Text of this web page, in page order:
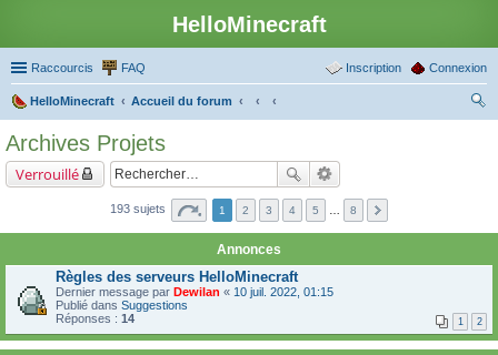
HelloMinecraft
Raccourcis FAQ Connexion
Inscription
HelloMinecraft
Accueil du forum
Archives Projets
Verrouillé
193 sujets 1 2 3 4 5 8
Annonces
Règles des serveurs HelloMinecraft
Dernier message par Dewilan « 10 juil. 2022, 01:15
Publié dans Suggestions
Réponses : 14 1 2